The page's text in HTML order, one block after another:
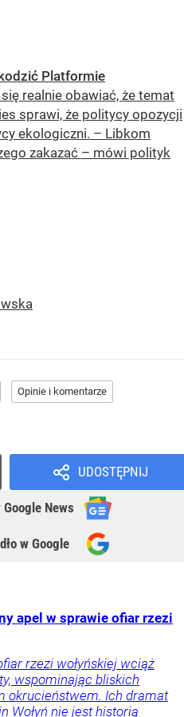
Platformie
realnie obawiać, że temat
sprawi, że politycy opozycji
ekologiczni. – Libkom
zakazać – mówi polityk
Opinie i komentarze
UDOSTĘPNIJ
Google News
w Google
apel w sprawie ofiar rzezi
rzezi wołyńskiej wciąż
wspominając bliskich
okrucieństwem. Ich dramat
Wołyń nie jest historią